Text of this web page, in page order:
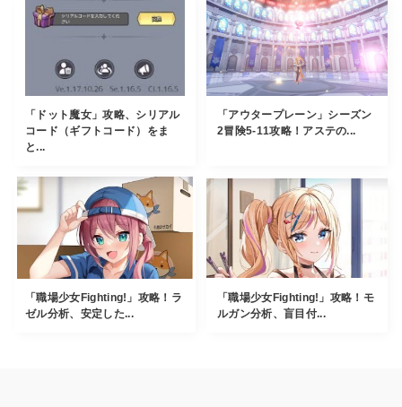
「ドット魔女」攻略、シリアル
コード（ギフトコード）をま
と...
「アウタープレーン」シーズン
2冒険5-11攻略！アステの...
「職場少女Fighting!」攻略！ラ
ゼル分析、安定した...
「職場少女Fighting!」攻略！モ
ルガン分析、盲目付...